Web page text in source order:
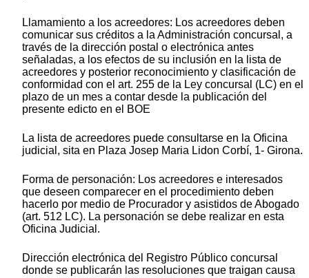
Llamamiento a los acreedores: Los acreedores deben
comunicar sus créditos a la Administración concursal, a
través de la dirección postal o electrónica antes
señaladas, a los efectos de su inclusión en la lista de
acreedores y posterior reconocimiento y clasificación de
conformidad con el art. 255 de la Ley concursal (LC) en el
plazo de un mes a contar desde la publicación del
presente edicto en el BOE
La lista de acreedores puede consultarse en la Oficina
judicial, sita en Plaza Josep Maria Lidon Corbí, 1- Girona.
Forma de personación: Los acreedores e interesados
que deseen comparecer en el procedimiento deben
hacerlo por medio de Procurador y asistidos de Abogado
(art. 512 LC). La personación se debe realizar en esta
Oficina Judicial.
Dirección electrónica del Registro Público concursal
donde se publicarán las resoluciones que traigan causa